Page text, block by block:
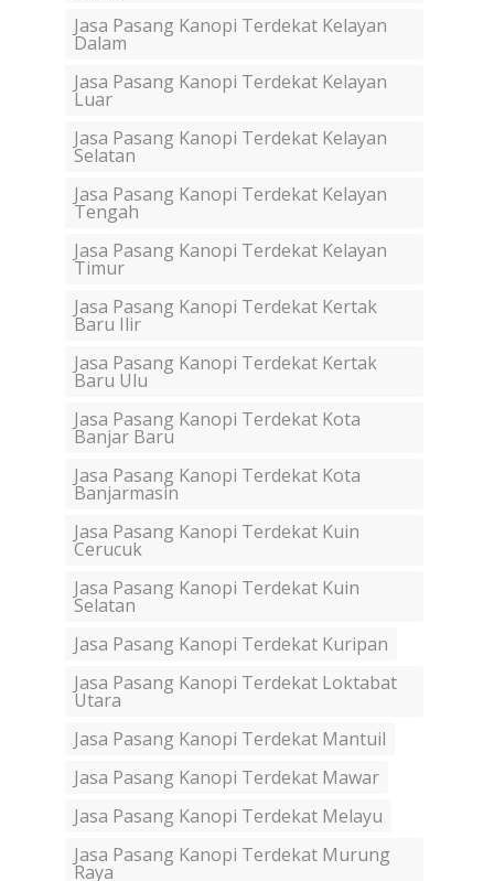
Jasa Pasang Kanopi Terdekat Kelayan
Dalam
Jasa Pasang Kanopi Terdekat Kelayan
Luar
Jasa Pasang Kanopi Terdekat Kelayan
Selatan
Jasa Pasang Kanopi Terdekat Kelayan
Tengah
Jasa Pasang Kanopi Terdekat Kelayan
Timur
Jasa Pasang Kanopi Terdekat Kertak
Baru Ilir
Jasa Pasang Kanopi Terdekat Kertak
Baru Ulu
Jasa Pasang Kanopi Terdekat Kota
Banjar Baru
Jasa Pasang Kanopi Terdekat Kota
Banjarmasin
Jasa Pasang Kanopi Terdekat Kuin
Cerucuk
Jasa Pasang Kanopi Terdekat Kuin
Selatan
Jasa Pasang Kanopi Terdekat Kuripan
Jasa Pasang Kanopi Terdekat Loktabat
Utara
Jasa Pasang Kanopi Terdekat Mantuil
Jasa Pasang Kanopi Terdekat Mawar
Jasa Pasang Kanopi Terdekat Melayu
Jasa Pasang Kanopi Terdekat Murung
Raya